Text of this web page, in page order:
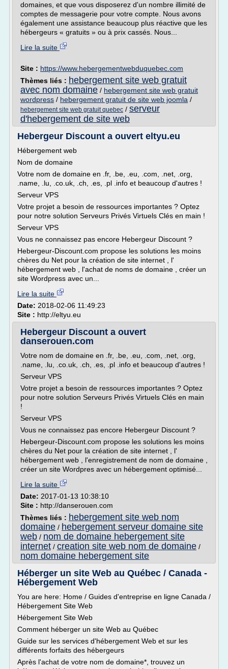
domaines, et que vous disposerez d'un nombre illimité de
comptes de messagerie pour votre compte. Nous avons
également une assistance beaucoup plus réactive que les
hébergeurs « gratuits » ou à prix cassés. Nous...
Lire la suite
Site : https://www.hebergementwebduquebec.com
Thèmes liés : hebergement site web gratuit
avec nom domaine / hebergement site web gratuit
wordpress / hebergement gratuit de site web joomla /
hebergement site web gratuit quebec / serveur
d'hebergement de site web
Hebergeur Discount a ouvert eltyu.eu
Hébergement web
Nom de domaine
Votre nom de domaine en .fr, .be, .eu, .com, .net, .org,
.name, .lu, .co.uk, .ch, .es, .pl .info et beaucoup d'autres !
Serveur VPS
Votre projet a besoin de ressources importantes ? Optez
pour notre solution Serveurs Privés Virtuels Clés en main !
Serveur VPS
Vous ne connaissez pas encore Hebergeur Discount ?
Hebergeur-Discount.com propose les solutions les moins
chères du Net pour la création de site internet , l'
hébergement web , l'achat de noms de domaine , créer un
site Wordpress avec un...
Lire la suite
Date: 2018-02-06 11:49:23
Site : http://eltyu.eu
Hebergeur Discount a ouvert
danserouen.com
Votre nom de domaine en .fr, .be, .eu, .com, .net, .org,
.name, .lu, .co.uk, .ch, .es, .pl .info et beaucoup d'autres !
Serveur VPS
Votre projet a besoin de ressources importantes ? Optez
pour notre solution Serveurs Privés Virtuels Clés en main
!
Serveur VPS
Vous ne connaissez pas encore Hebergeur Discount ?
Hebergeur-Discount.com propose les solutions les moins
chères du Net pour la création de site internet , l'
hébergement web , l'enregistrement de nom de domaine ,
créer un site Wordpres avec un hébergement optimisé...
Lire la suite
Date: 2017-01-13 10:38:10
Site : http://danserouen.com
Thèmes liés : hebergement site web nom
domaine / hebergement serveur domaine site
web / nom de domaine hebergement site
internet / creation site web nom de domaine /
nom domaine hebergement site
Héberger un site Web au Québec / Canada -
Hébergement Web
You are here: Home / Guides d'entreprise en ligne Canada /
Hébergement Site Web
Hébergement Site Web
Comment héberger un site Web au Québec
Guide sur les services d'hébergement Web et sur les
différents forfaits des hébergeurs
Après l'achat de votre nom de domaine*, trouvez un